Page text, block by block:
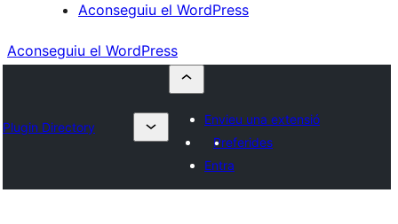
Aconseguiu el WordPress
Aconseguiu el WordPress
Plugin Directory
Envieu una extensió
Preferides
Entra